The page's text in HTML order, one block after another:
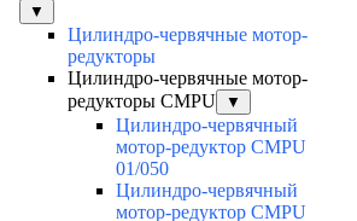
▼
Цилиндро-червячные мотор-
редукторы
Цилиндро-червячные мотор-
редукторы CMPU
▼
Цилиндро-червячный
мотор-редуктор CMPU
01/050
Цилиндро-червячный
мотор-редуктор CMPU